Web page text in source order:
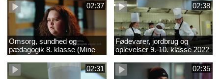
02:37
Omsorg, sundhed og
pædagogik 8. klasse (Mine
introkurser) 2022
02:38
Fødevarer, jordbrug og
oplevelser 9.-10. klasse 2022
02:31 02:35